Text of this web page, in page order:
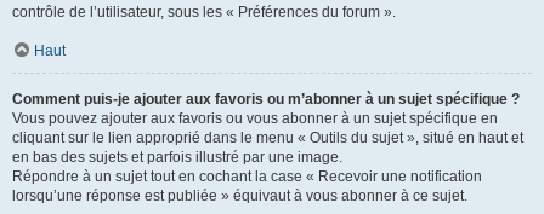
contrôle de l’utilisateur, sous les « Préférences du forum ».
Haut
Comment puis-je ajouter aux favoris ou m’abonner à un sujet spécifique ?
Vous pouvez ajouter aux favoris ou vous abonner à un sujet spécifique en
cliquant sur le lien approprié dans le menu « Outils du sujet », situé en haut et
en bas des sujets et parfois illustré par une image.
Répondre à un sujet tout en cochant la case « Recevoir une notification
lorsqu’une réponse est publiée » équivaut à vous abonner à ce sujet.